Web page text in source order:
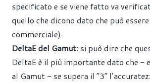
specificato e se viene fatto va
quello che dicono dato che può
commerciale).
DeltaE del Gamut: si può dire che
DeltaE è il più importante dato che -
al Gamut - se supera il “3”